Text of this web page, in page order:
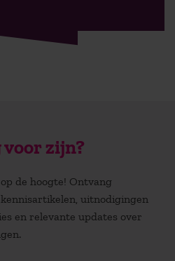
zijn?
de hoogte! Ontvang
uitnodigingen
en relevante updates over